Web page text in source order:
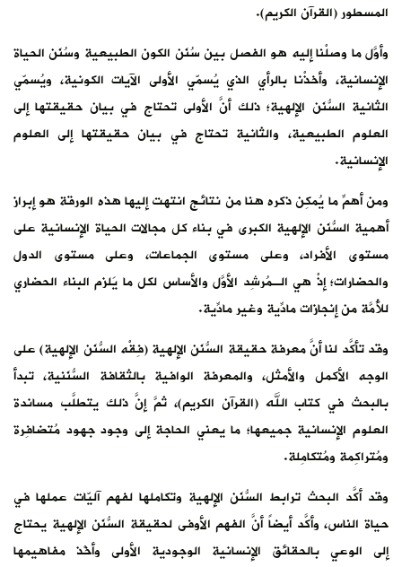
الحياة
ويُسمّي
إلى
إلى العلوم
هو إبراز
على
الدول
الحضاري
على
تبدأ
مساندة
مُتضافِرة
عملها في
يحتاج
مفاهيمها